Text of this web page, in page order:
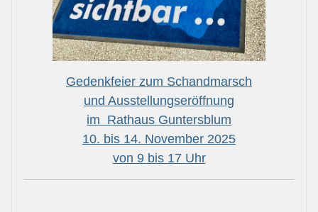
Gedenkfeier zum Schandmarsch
und Ausstellungseröffnung
im Rathaus Guntersblum
10. bis 14. November 2025
von 9 bis 17 Uhr